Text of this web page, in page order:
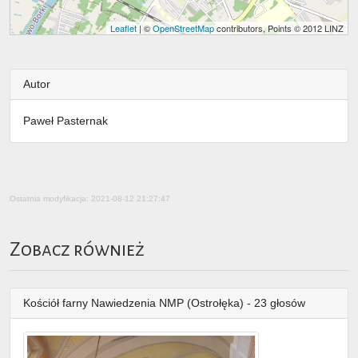
Leaflet| ©OpenStreetMapcontributors, Points © 2012 LINZ
Autor
Paweł Pasternak
Ostatnia modyfikacja: 2021-08-12 21:27:47
Zobacz również
Kościół farny Nawiedzenia NMP (Ostrołęka) - 23 głosów